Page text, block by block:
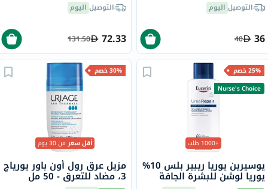
التوصيل اليوم
36
40
التوصيل اليوم
72.33
131.50
25% خصم
Nurse's Choice
+1000 طلب
يوسيرين يوريا ريبير بلس 10%
يوريا لوشن للبشرة الجافة
30% خصم
أقل سعرمن 30 يوم
مزيل عرق رول أون باور يورياج
3، مضاد للتعرق - 50 مل